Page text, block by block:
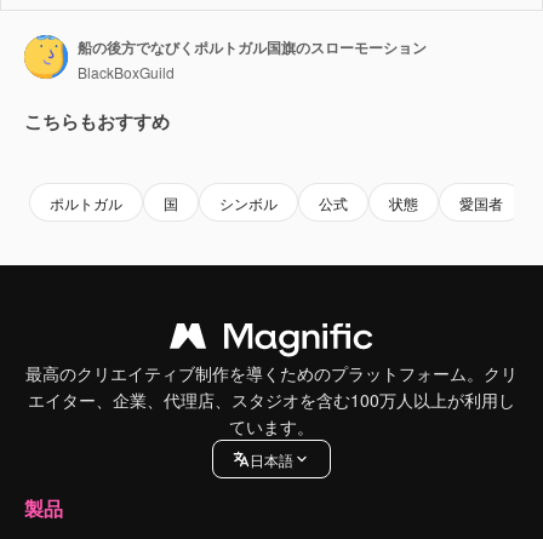
船の後方でなびくポルトガル国旗のスローモーション
BlackBoxGuild
こちらもおすすめ
ポルトガル 国 シンボル 公式 状態 愛国者
最高のクリエイティブ制作を導くためのプラットフォーム。クリ
エイター、企業、代理店、スタジオを含む100万人以上が利用し
ています。
日本語
製品